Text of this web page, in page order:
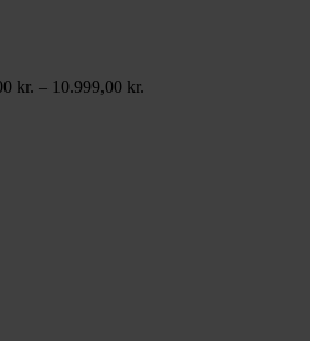
kr. – 10.999,00 kr.